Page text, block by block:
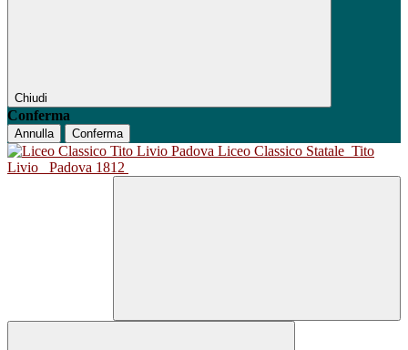
Chiudi
Conferma
Annulla Conferma
Liceo Classico Statale Tito
Livio
Padova 1812